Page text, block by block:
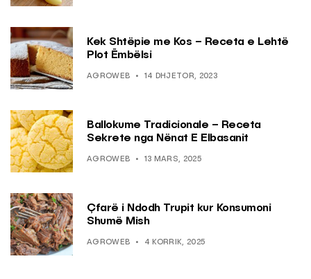
Kek Shtëpie me Kos – Receta e Lehtë
Plot Ëmbëlsi
AGROWEB 14 DHJETOR, 2023
Ballokume Tradicionale – Receta
Sekrete nga Nënat E Elbasanit
AGROWEB 13 MARS, 2025
Çfarë i Ndodh Trupit kur Konsumoni
Shumë Mish
AGROWEB 4 KORRIK, 2025